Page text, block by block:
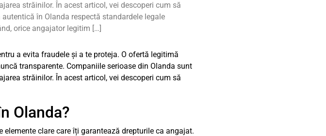
străinilor. În acest articol, vei descoperi cum să
în Olanda respectă standardele legale
orice angajator legitim […]
a evita fraudele și a te proteja. O ofertă legitimă
transparente. Companiile serioase din Olanda sunt
străinilor. În acest articol, vei descoperi cum să
Olanda?
elemente clare care îți garantează drepturile ca angajat.